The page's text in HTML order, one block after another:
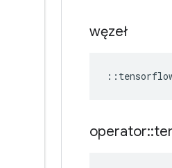
węzeł
::
operator::